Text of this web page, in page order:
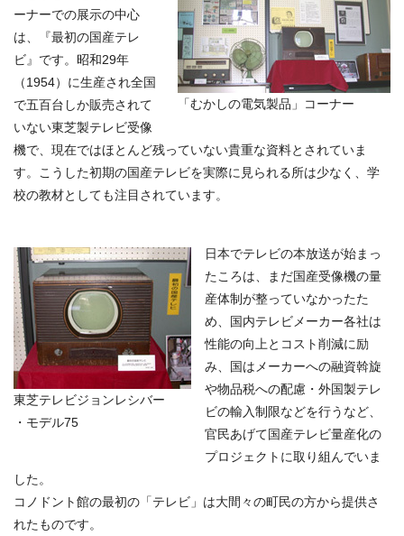
「むかしの電気製品」コーナー
ーナーでの展示の中心
は、『最初の国産テレ
ビ』です。昭和29年
（1954）に生産され全国
で五百台しか販売されて
いない東芝製テレビ受像
機で、現在ではほとんど残っていない貴重な資料とされていま
す。こうした初期の国産テレビを実際に見られる所は少なく、学
校の教材としても注目されています。
東芝テレビジョンレシバー
・モデル75
日本でテレビの本放送が始まっ
たころは、まだ国産受像機の量
産体制が整っていなかったた
め、国内テレビメーカー各社は
性能の向上とコスト削減に励
み、国はメーカーへの融資斡旋
や物品税への配慮・外国製テレ
ビの輸入制限などを行うなど、
官民あげて国産テレビ量産化の
プロジェクトに取り組んでいま
した。
コノドント館の最初の「テレビ」は大間々の町民の方から提供さ
れたものです。